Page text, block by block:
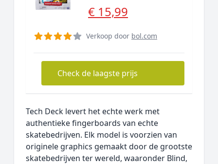
€ 15,99
Verkoop door bol.com
Check de laagste prijs
Tech Deck levert het echte werk met
authentieke fingerboards van echte
skatebedrijven. Elk model is voorzien van
originele graphics gemaakt door de grootste
skatebedrijven ter wereld, waaronder Blind,